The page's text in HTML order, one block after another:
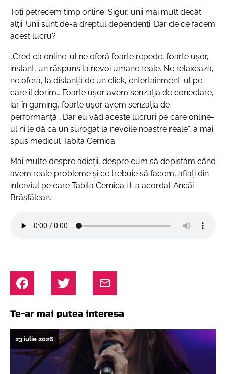
Toți petrecem timp online. Sigur, unii mai mult decât
alții. Unii sunt de-a dreptul dependenți. Dar de ce facem
acest lucru?
„Cred că online-ul ne oferă foarte repede, foarte ușor,
instant, un răspuns la nevoi umane reale. Ne relaxează,
ne oferă, la distanță de un click, entertainment-ul pe
care îl dorim… Foarte ușor avem senzația de conectare,
iar în gaming, foarte ușor avem senzația de
performanță… Dar eu văd aceste lucruri pe care online-
ul ni le dă ca un surogat la nevoile noastre reale”, a mai
spus medicul Tabita Cernica.
Mai multe despre adicții, despre cum să depistăm când
avem reale probleme și ce trebuie să facem, aflați din
interviul pe care Tabita Cernica i l-a acordat Ancăi
Brășfălean.
Te-ar mai putea interesa
23 iulie 2026